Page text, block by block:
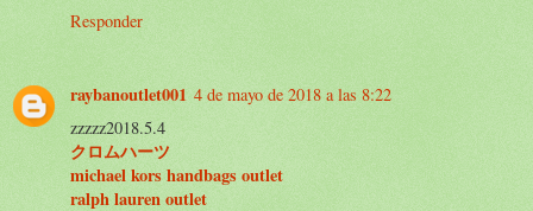
Responder
raybanoutlet001 4 de mayo de 2018 a las 8:22
zzzzz2018.5.4
クロムハーツ
michael kors handbags outlet
ralph lauren outlet